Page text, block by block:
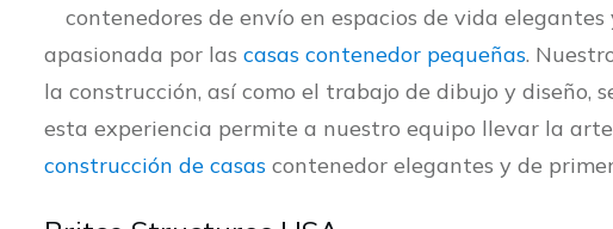
contenedores de envío en espacios de vida
apasionada por las casas contenedor pequeñas.
la construcción, así como el trabajo de dibujo y diseño,
esta experiencia permite a nuestro equipo llevar la
construcción de casas contenedor elegantes y de